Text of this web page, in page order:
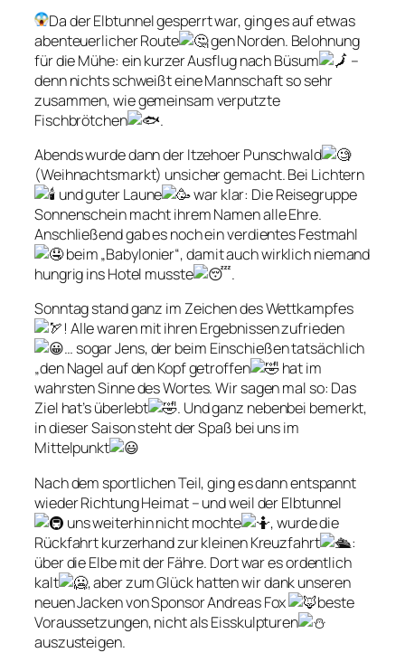
Da der Elbtunnel gesperrt war, ging es auf etwas
abenteuerlicher Route
gen Norden. Belohnung
für die Mühe: ein kurzer Ausflug nach Büsum
–
denn nichts schweißt eine Mannschaft so sehr
zusammen, wie gemeinsam verputzte
Fischbrötchen
.
Abends wurde dann der Itzehoer Punschwald
(Weihnachtsmarkt) unsicher gemacht. Bei Lichtern
und guter Laune
war klar: Die Reisegruppe
Sonnenschein macht ihrem Namen alle Ehre.
Anschließend gab es noch ein verdientes Festmahl
beim „Babylonier“, damit auch wirklich niemand
hungrig ins Hotel musste
.
Sonntag stand ganz im Zeichen des Wettkampfes
! Alle waren mit ihren Ergebnissen zufrieden
… sogar Jens, der beim Einschießen tatsächlich
„den Nagel auf den Kopf getroffen
hat im
wahrsten Sinne des Wortes. Wir sagen mal so: Das
Ziel hat’s überlebt
. Und ganz nebenbei bemerkt,
in dieser Saison steht der Spaß bei uns im
Mittelpunkt
Nach dem sportlichen Teil, ging es dann entspannt
wieder Richtung Heimat – und weil der Elbtunnel
uns weiterhin nicht mochte
, wurde die
Rückfahrt kurzerhand zur kleinen Kreuzfahrt
:
über die Elbe mit der Fähre. Dort war es ordentlich
kalt
, aber zum Glück hatten wir dank unseren
neuen Jacken von Sponsor Andreas Fox
beste
Voraussetzungen, nicht als Eisskulpturen
auszusteigen.